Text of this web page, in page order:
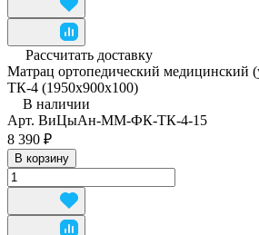
Рассчитать доставку
Матрац ортопедический медицинский
ТК-4 (1950x900x100)
В наличии
Арт. ВиЦыАн-ММ-ФК-ТК-4-15
8 390 ₽
В корзину